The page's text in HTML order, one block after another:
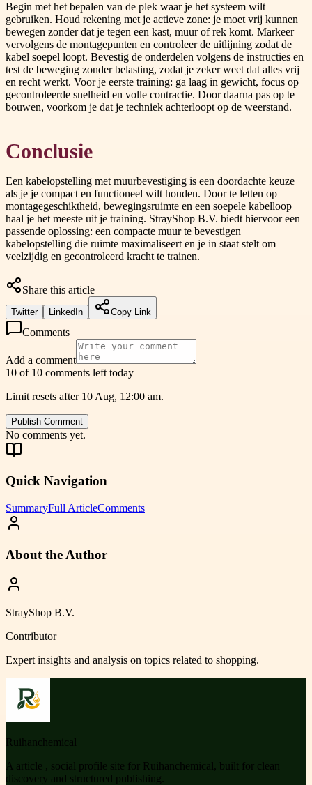
Begin met het bepalen van de plek waar je het systeem wilt
gebruiken. Houd rekening met je actieve zone: je moet vrij kunnen
bewegen zonder dat je tegen een kast, muur of rek komt. Markeer
vervolgens de montagepunten en controleer de uitlijning zodat de
kabel soepel loopt. Bevestig de onderdelen volgens de instructies en
test de beweging zonder belasting, zodat je zeker weet dat alles vrij
en recht werkt. Voor je eerste training: ga laag in gewicht, focus op
gecontroleerde snelheid en volle contractie. Door daarna pas op te
bouwen, voorkom je dat je techniek achterloopt op de weerstand.
Conclusie
Een kabelopstelling met muurbevestiging is een doordachte keuze
als je je compact en functioneel wilt houden. Door te letten op
montagegeschiktheid, bewegingsruimte en een soepele kabelloop
haal je het meeste uit je training. StrayShop B.V. biedt hiervoor een
passende oplossing: een compacte muur te bevestigen
kabelopstelling die ruimte maximaliseert en je in staat stelt om
veelzijdig en gecontroleerd kracht te trainen.
Share this article
Twitter LinkedIn Copy Link
Comments
Add a comment
10 of 10 comments left today
Limit resets after 10 Aug, 12:00 am.
Publish Comment
No comments yet.
Quick Navigation
SummaryFull ArticleComments
About the Author
StrayShop B.V.
Contributor
Expert insights and analysis on topics related to shopping.
Ruihanchemical
A article , social profile site for Ruihanchemical, built for clean
discovery and structured publishing.